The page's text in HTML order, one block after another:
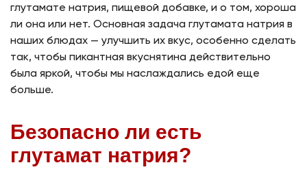
глутамате натрия, пищевой добавке, и о том, хороша
ли она или нет. Основная задача глутамата натрия в
наших блюдах — улучшить их вкус, особенно сделать
так, чтобы пикантная вкуснятина действительно
была яркой, чтобы мы наслаждались едой еще
больше.
Безопасно ли есть
глутамат натрия?